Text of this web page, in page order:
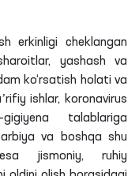
erkinligi cheklangan
yashash va
ko‘rsatish holati va
ishlar, koronavirus
talablariga
va boshqa shu
jismoniy, ruhiy